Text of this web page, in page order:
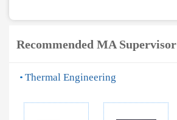
Recommended MA Supervisor
Thermal Engineering